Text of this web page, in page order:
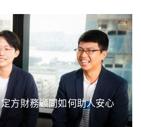
方財務顧問如何助人安心